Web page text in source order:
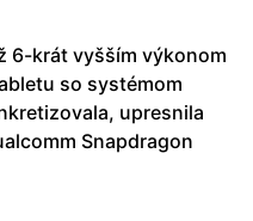
6-krát vyšším výkonom
so systémom
upresnila
Snapdragon